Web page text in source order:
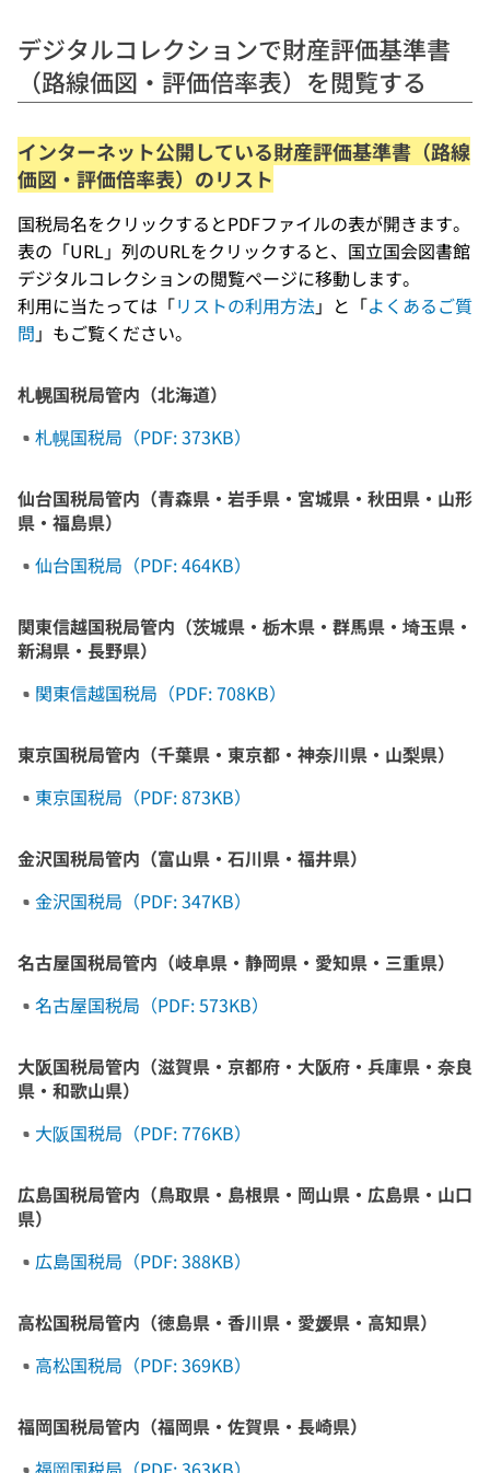
デジタルコレクションで財産評価基準書
（路線価図・評価倍率表）を閲覧する
インターネット公開している財産評価基準書（路線
価図・評価倍率表）のリスト
国税局名をクリックするとPDFファイルの表が開きます。
表の「URL」列のURLをクリックすると、国立国会図書館
デジタルコレクションの閲覧ページに移動します。
利用に当たっては「リストの利用方法」と「よくあるご質
問 」もご覧ください。
札幌国税局管内（北海道）
札幌国税局（PDF: 373KB）
仙台国税局管内（青森県・岩手県・宮城県・秋田県・山形
県・福島県）
仙台国税局（PDF: 464KB）
関東信越国税局管内（茨城県・栃木県・群馬県・埼玉県・
新潟県・長野県）
関東信越国税局（PDF: 708KB）
東京国税局管内（千葉県・東京都・神奈川県・山梨県）
東京国税局（PDF: 873KB）
金沢国税局管内（富山県・石川県・福井県）
金沢国税局（PDF: 347KB）
名古屋国税局管内（岐阜県・静岡県・愛知県・三重県）
名古屋国税局（PDF: 573KB）
大阪国税局管内（滋賀県・京都府・大阪府・兵庫県・奈良
県・和歌山県）
大阪国税局（PDF: 776KB）
広島国税局管内（鳥取県・島根県・岡山県・広島県・山口
県）
広島国税局（PDF: 388KB）
高松国税局管内（徳島県・香川県・愛媛県・高知県）
高松国税局（PDF: 369KB）
福岡国税局管内（福岡県・佐賀県・長崎県）